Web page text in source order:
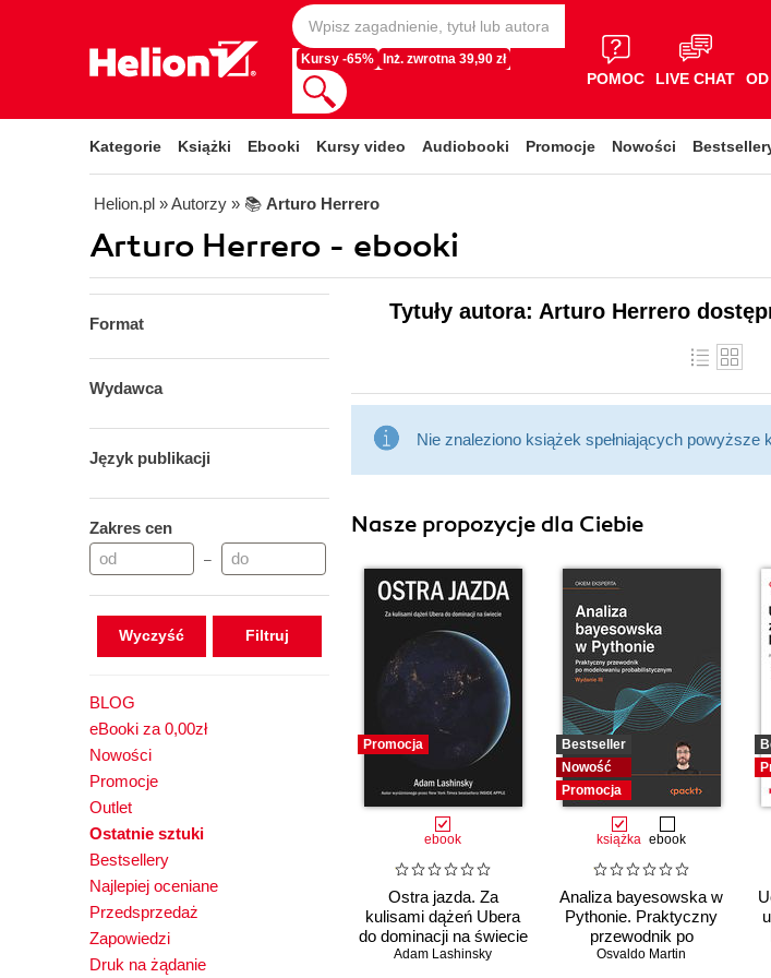
Kursy -65% Inż. zwrotna 39,90 zł
POMOC LIVE CHAT
Kategorie Książki Ebooki Kursy video Audiobooki Promocje Nowości
Helion.pl » Autorzy » 📚 Arturo Herrero
Arturo Herrero - ebooki
Format
Wydawca
Język publikacji
Zakres cen
–
Wyczyść
BLOG
eBooki za 0,00zł
Nowości
Promocje
Outlet
Ostatnie sztuki
Bestsellery
Najlepiej oceniane
Przedsprzedaż
Zapowiedzi
Druk na żądanie
Tytuły autora: Arturo Herrero
Nie znaleziono książek spełniających powyższe
Nasze propozycje dla Ciebie
Promocja
ebook
Ostra jazda. Za
kulisami dążeń Ubera
do dominacji na świecie
Adam Lashinsky
Bestseller
Nowość
Promocja
książka ebook
Analiza bayesowska w
Pythonie. Praktyczny
przewodnik po
modelowaniu
Osvaldo Martin